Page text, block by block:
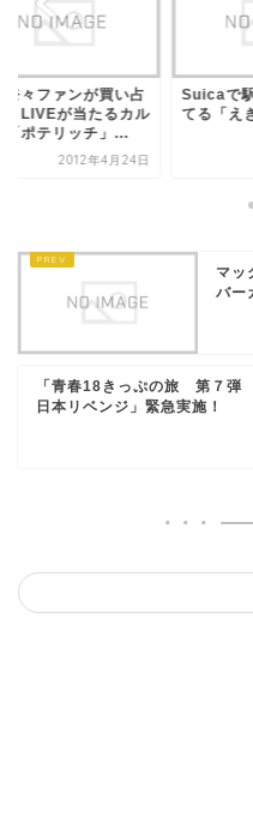
奈々ファンが買い占
？LIVEが当たるカル
「ポテリッチ」...
2012年4月24日
Suicaで
てる「え
マッ
バー
「青春18きっぷの旅 第７弾
日本リベンジ」緊急実施！